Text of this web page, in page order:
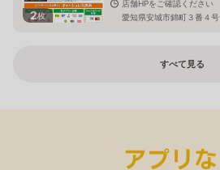
2枚
店舗HPをご確認ください
愛知県安城市錦町３番４号
すべて見る